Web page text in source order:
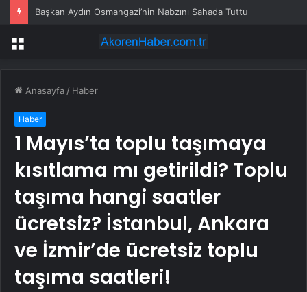
Başkan Aydın Osmangazi’nin Nabzını Sahada Tuttu
Menü
Anasayfa / Haber
Haber
1 Mayıs’ta toplu taşımaya
kısıtlama mı getirildi? Toplu
taşıma hangi saatler
ücretsiz? İstanbul, Ankara
ve İzmir’de ücretsiz toplu
taşıma saatleri!